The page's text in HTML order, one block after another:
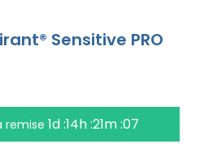
Sensitive PRO
remise 1d :14h :21m :07